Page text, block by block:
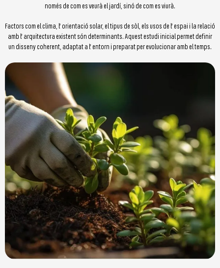
només de com es veurà el jardí, sinó de com es viurà.
Factors com el clima, l’ orientació solar, el tipus de sòl, els usos de l’ espai i la relació
amb l’ arquitectura existent són determinants. Aquest estudi inicial permet definir
un disseny coherent, adaptat a l’ entorn i preparat per evolucionar amb el temps.